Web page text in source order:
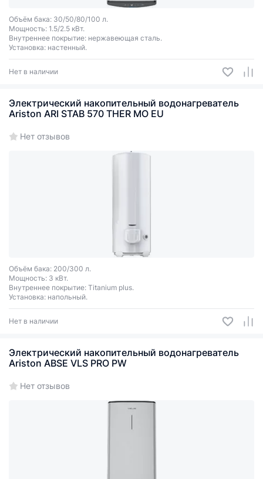
Объём бака: 30/50/80/100 л.
Мощность: 1.5/2.5 кВт.
Внутреннее покрытие: нержавеющая сталь.
Установка: настенный.
Нет в наличии
Электрический накопительный водонагреватель
Ariston ARI STAB 570 THER MO EU
Нет отзывов
Объём бака: 200/300 л.
Мощность: 3 кВт.
Внутреннее покрытие: Titanium plus.
Установка: напольный.
Нет в наличии
Электрический накопительный водонагреватель
Ariston ABSE VLS PRO PW
Нет отзывов